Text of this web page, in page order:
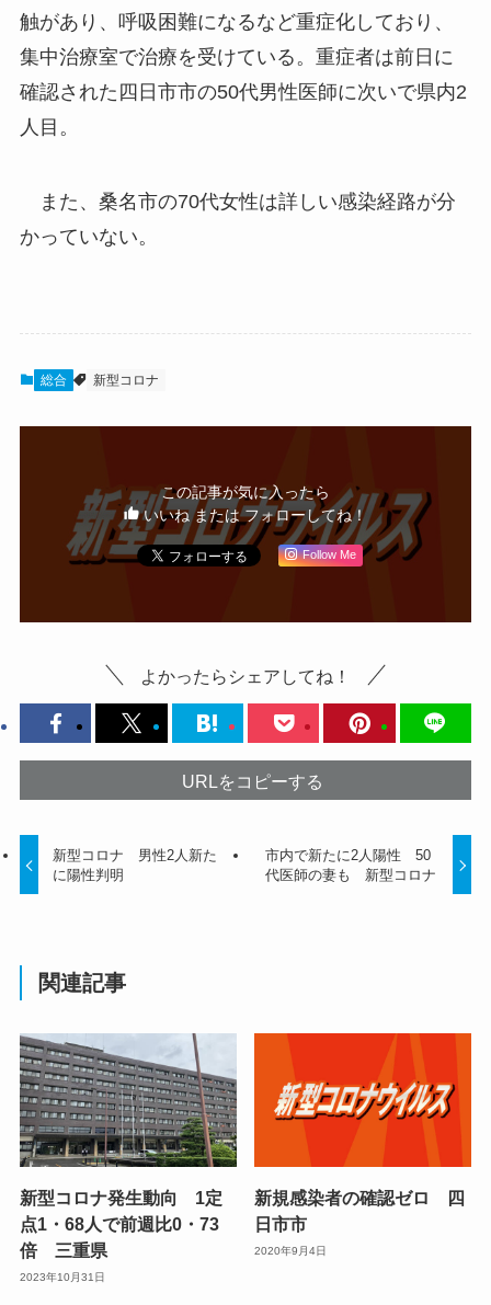
触があり、呼吸困難になるなど重症化しており、
集中治療室で治療を受けている。重症者は前日に
確認された四日市市の50代男性医師に次いで県内2
人目。
また、桑名市の70代女性は詳しい感染経路が分
かっていない。
総合 新型コロナ
この記事が気に入ったら
いいね または フォローしてね！
Follow Me
よかったらシェアしてね！
URLをコピーする
新型コロナ 男性2人新た
に陽性判明
市内で新たに2人陽性 50
代医師の妻も 新型コロナ
関連記事
新型コロナ発生動向 1定
点1・68人で前週比0・73
倍 三重県
2023年10月31日
新規感染者の確認ゼロ 四
日市市
2020年9月4日